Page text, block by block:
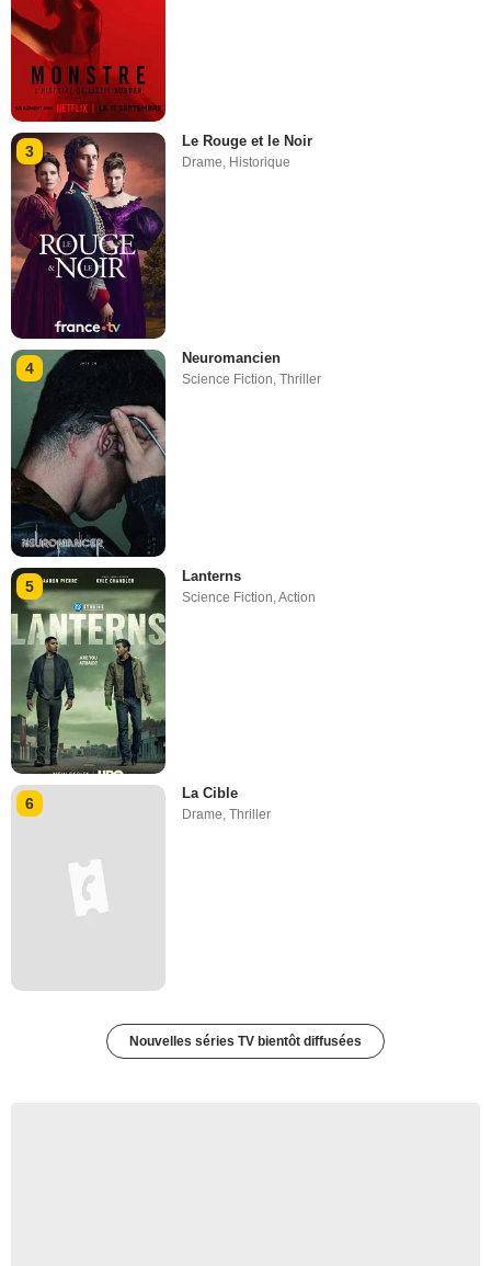
3
Le Rouge et le Noir
Drame, Historique
4
Neuromancien
Science Fiction,Thriller
5
Lanterns
Science Fiction ,Action
6
La Cible
Drame,Thriller
Nouvelles séries TV bientôt diffusées